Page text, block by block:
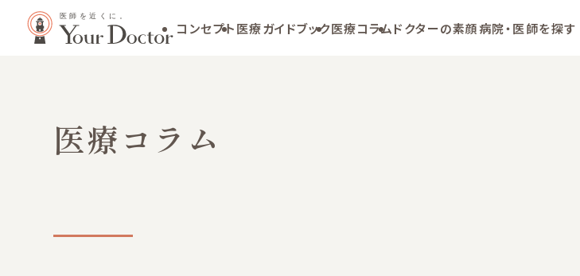
コンセプト医療ガイドブック医療コラムドクターの素顔病院・医師を探す
医療コラム